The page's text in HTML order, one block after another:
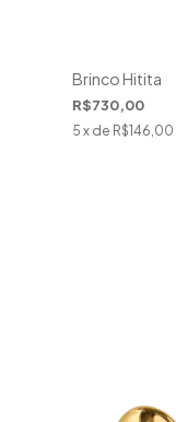
Brinco Hitita
R$730,00
5 x de R$146,00